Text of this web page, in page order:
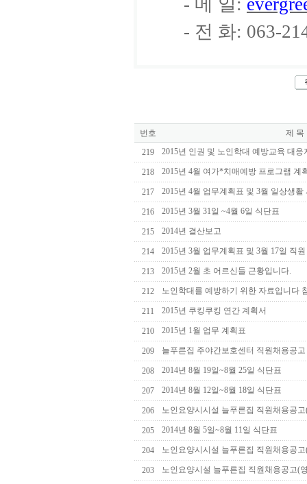
- 메 일:
- 전 화: 063-
번호
제 목
219
2015년 인권 및 노인학대 예방교육 대응
218 2015년 4월 여가*치매예방 프로그램 계
217 2015년 4월 업무계획표 및 3월 일상생활
216 2015년 3월 31일 ~4월 6일 식단표
215 2014년 결산보고
214 2015년 3월 업무계획표 및 3월 17일 직
213 2015년 2월 초 어르신들 근황입니다.
212 노인학대를 예방하기 위한 자료입니다
211 2015년 쿠킹쿠킹 연간 계획서
210 2015년 1월 업무 계획표
209 늘푸른집 주야간보호센터 직원채용공고
208 2014년 8월 19일~8월 25일 식단표
207 2014년 8월 12일~8월 18일 식단표
206 노인요양시시설 늘푸른집 직원채용공
205 2014년 8월 5일~8월 11일 식단표
204 노인요양시시설 늘푸른집 직원채용공
203 노인요양시설 늘푸른집 직원채용공고(